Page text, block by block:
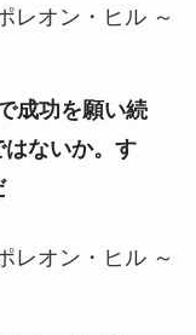
レオン・ヒル ～
成功を願い続
ないか。す
レオン・ヒル ～